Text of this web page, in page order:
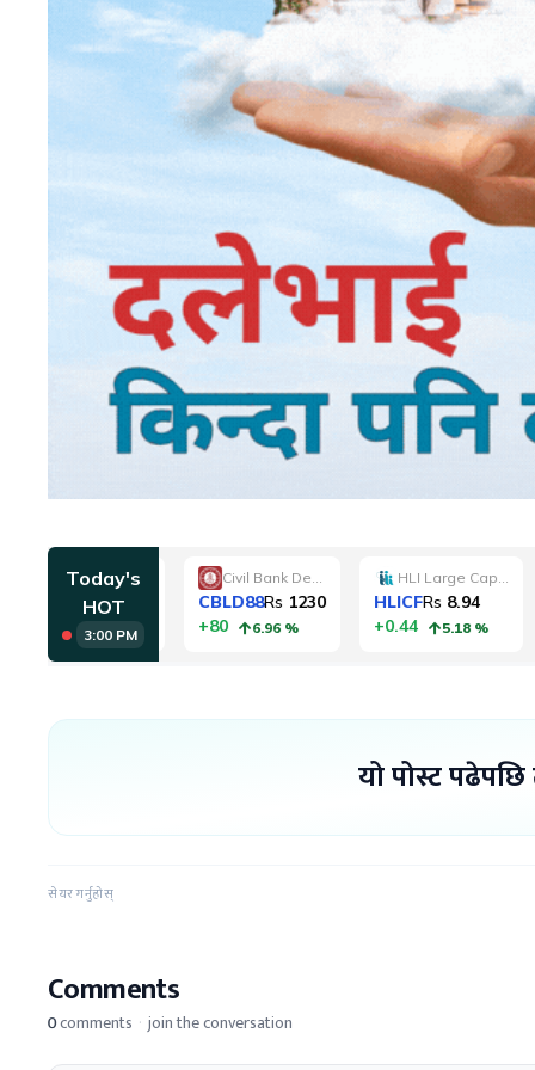
यो पोस्ट
सेयर गर्नुहोस्
Comments
0comments · join the conversation